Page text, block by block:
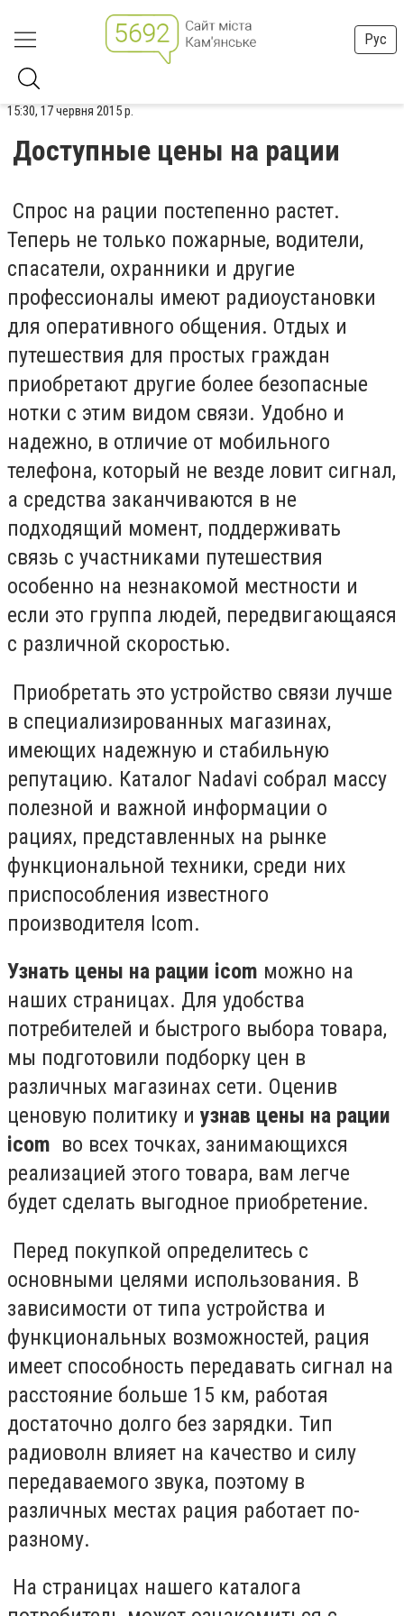
Рус
15:30, 17 червня 2015 р.
Доступные цены на рации
Спрос на рации постепенно растет.
Теперь не только пожарные, водители,
спасатели, охранники и другие
профессионалы имеют радиоустановки
для оперативного общения. Отдых и
путешествия для простых граждан
приобретают другие более безопасные
нотки с этим видом связи. Удобно и
надежно, в отличие от мобильного
телефона, который не везде ловит сигнал,
а средства заканчиваются в не
подходящий момент, поддерживать
связь с участниками путешествия
особенно на незнакомой местности и
если это группа людей, передвигающаяся
с различной скоростью.
Приобретать это устройство связи лучше
в специализированных магазинах,
имеющих надежную и стабильную
репутацию. Каталог Nadavi собрал массу
полезной и важной информации о
рациях, представленных на рынке
функциональной техники, среди них
приспособления известного
производителя Icom.
Узнать цены на рации icom можно на
наших страницах. Для удобства
потребителей и быстрого выбора товара,
мы подготовили подборку цен в
различных магазинах сети. Оценив
ценовую политику и узнав цены на рации
icom во всех точках, занимающихся
реализацией этого товара, вам легче
будет сделать выгодное приобретение.
Перед покупкой определитесь с
основными целями использования. В
зависимости от типа устройства и
функциональных возможностей, рация
имеет способность передавать сигнал на
расстояние больше 15 км, работая
достаточно долго без зарядки. Тип
радиоволн влияет на качество и силу
передаваемого звука, поэтому в
различных местах рация работает по-
разному.
На страницах нашего каталога